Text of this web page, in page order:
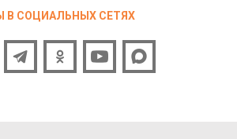
В СОЦИАЛЬНЫХ СЕТЯХ